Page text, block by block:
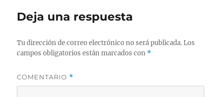
Deja una respuesta
Tu dirección de correo electrónico no será publicada. Los
campos obligatorios están marcados con *
COMENTARIO *